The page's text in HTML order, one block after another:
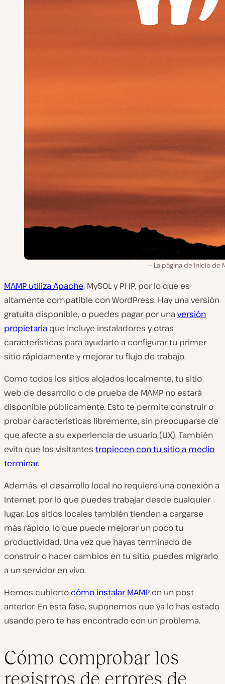
La página de inicio de
MAMP utiliza Apache, MySQL y PHP, por lo que es
altamente compatible con WordPress. Hay una versión
gratuita disponible, o puedes pagar por una versión
propietaria que incluye instaladores y otras
características para ayudarte a configurar tu primer
sitio rápidamente y mejorar tu flujo de trabajo.
Como todos los sitios alojados localmente, tu sitio
web de desarrollo o de prueba de MAMP no estará
disponible públicamente. Esto te permite construir o
probar características libremente, sin preocuparse de
que afecte a su experiencia de usuario (UX). También
evita que los visitantes tropiecen con tu sitio a medio
terminar.
Además, el desarrollo local no requiere una conexión a
Internet, por lo que puedes trabajar desde cualquier
lugar. Los sitios locales también tienden a cargarse
más rápido, lo que puede mejorar un poco tu
productividad. Una vez que hayas terminado de
construir o hacer cambios en tu sitio, puedes migrarlo
a un servidor en vivo.
Hemos cubierto cómo instalar MAMP en un post
anterior. En esta fase, suponemos que ya lo has estado
usando pero te has encontrado con un problema.
Cómo comprobar los
registros de errores de